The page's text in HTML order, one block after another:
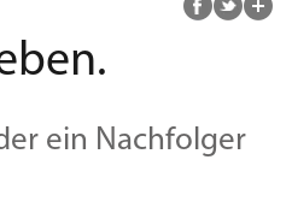
ein Nachfolger